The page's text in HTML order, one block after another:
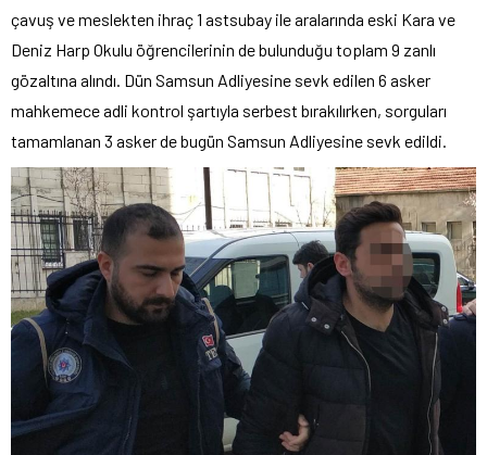
çavuş ve meslekten ihraç 1 astsubay ile aralarında eski Kara ve
Deniz Harp Okulu öğrencilerinin de bulunduğu toplam 9 zanlı
gözaltına alındı. Dün Samsun Adliyesine sevk edilen 6 asker
mahkemece adli kontrol şartıyla serbest bırakılırken, sorguları
tamamlanan 3 asker de bugün Samsun Adliyesine sevk edildi.